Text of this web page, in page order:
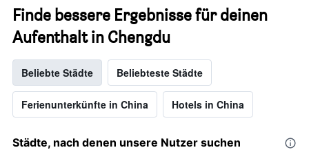
Finde bessere Ergebnisse für deinen
Aufenthalt in Chengdu
Beliebte Städte Beliebteste Städte
Ferienunterkünfte in China Hotels in China
Städte, nach denen unsere Nutzer suchen